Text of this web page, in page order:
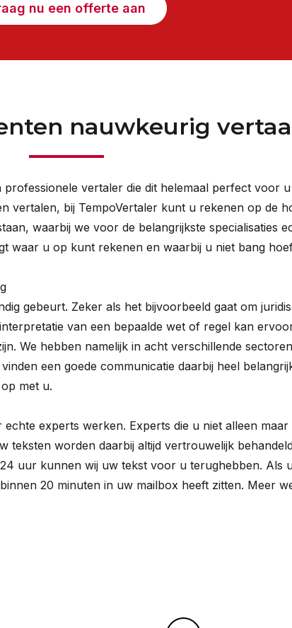
nu een offerte aan
nauwkeurig
vertaler die dit helemaal perfect voor
vertalen, bij TempoVertaler kunt u rekenen op de
waarbij we voor de belangrijkste specialisaties
waar u op kunt rekenen en waarbij u niet bang
gebeurt. Zeker als het bijvoorbeeld gaat om
van een bepaalde wet of regel kan
We hebben namelijk in acht verschillende
een goede communicatie daarbij heel
met u.
experts werken. Experts die u niet alleen
teksten worden daarbij altijd vertrouwelijk
uur kunnen wij uw tekst voor u terughebben. Als
20 minuten in uw mailbox heeft zitten. Meer